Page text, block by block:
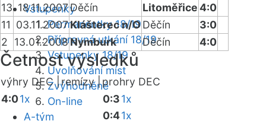
Vstupenky
Permanentky 18/19
Přípravná utkání 18/19
Vstupenky 18/19
Uvolňování míst
Zvýhodněné
On-line
A-tým
13 18.11.2007Děčín Litoměřice4:0
11 03.11.2007Klášterec n/ODěčín
3:0
2
13.01.2008Nymburk Děčín 4:0
Četnost výsledků
výhry DEC |remízy |prohry DEC
4:01x 0:31x
0:41x